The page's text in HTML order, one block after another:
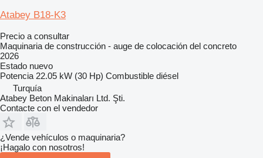
Atabey B18-K3
Precio a consultar
Maquinaria de construcción - auge de colocación del concreto
2026
Estado nuevo
Potencia 22.05 kW (30 Hp) Combustible diésel
Turquía
Atabey Beton Makinaları Ltd. Şti.
Contacte con el vendedor
¿Vende vehículos o maquinaria?
¡Hagalo con nosotros!